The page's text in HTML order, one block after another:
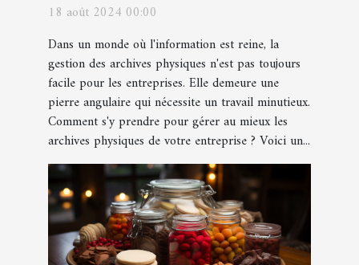
18 août 2024 00:00
Dans un monde où l'information est reine, la
gestion des archives physiques n'est pas toujours
facile pour les entreprises. Elle demeure une
pierre angulaire qui nécessite un travail minutieux.
Comment s'y prendre pour gérer au mieux les
archives physiques de votre entreprise ? Voici un...